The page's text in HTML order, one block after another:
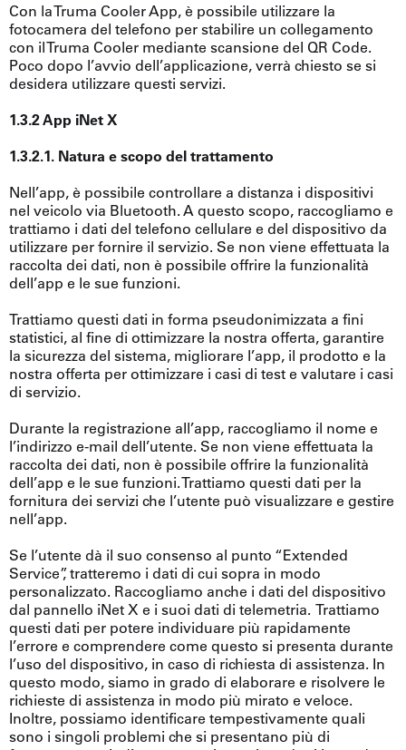
Con la Truma Cooler App, è possibile utilizzare la
fotocamera del telefono per stabilire un collegamento
con il Truma Cooler mediante scansione del QR Code.
Poco dopo l’avvio dell’applicazione, verrà chiesto se si
desidera utilizzare questi servizi.
1.3.2 App iNet X
1.3.2.1. Natura e scopo del trattamento
Nell’app, è possibile controllare a distanza i dispositivi
nel veicolo via Bluetooth. A questo scopo, raccogliamo e
trattiamo i dati del telefono cellulare e del dispositivo da
utilizzare per fornire il servizio. Se non viene effettuata la
raccolta dei dati, non è possibile offrire la funzionalità
dell’app e le sue funzioni.
Trattiamo questi dati in forma pseudonimizzata a fini
statistici, al fine di ottimizzare la nostra offerta, garantire
la sicurezza del sistema, migliorare l’app, il prodotto e la
nostra offerta per ottimizzare i casi di test e valutare i casi
di servizio.
Durante la registrazione all’app, raccogliamo il nome e
l’indirizzo e-mail dell’utente. Se non viene effettuata la
raccolta dei dati, non è possibile offrire la funzionalità
dell’app e le sue funzioni. Trattiamo questi dati per la
fornitura dei servizi che l’utente può visualizzare e gestire
nell’app.
Se l’utente dà il suo consenso al punto “Extended
Service”, tratteremo i dati di cui sopra in modo
personalizzato. Raccogliamo anche i dati del dispositivo
dal pannello iNet X e i suoi dati di telemetria. Trattiamo
questi dati per potere individuare più rapidamente
l’errore e comprendere come questo si presenta durante
l’uso del dispositivo, in caso di richiesta di assistenza. In
questo modo, siamo in grado di elaborare e risolvere le
richieste di assistenza in modo più mirato e veloce.
Inoltre, possiamo identificare tempestivamente quali
sono i singoli problemi che si presentano più di